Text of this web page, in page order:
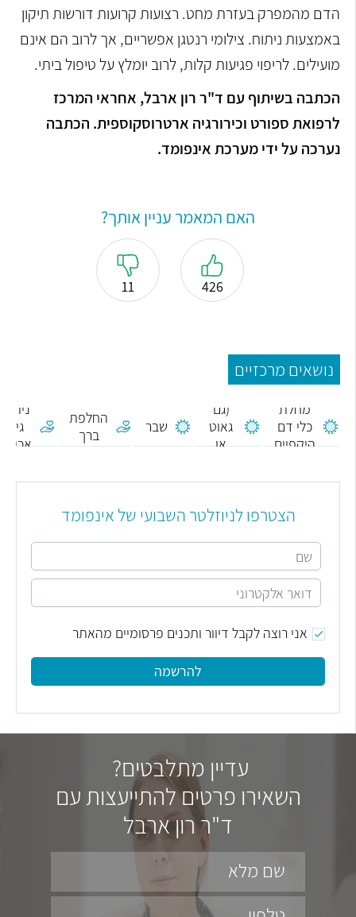
הדם מהמפרק בעזרת מחט. רצועות קרועות דורשות תיקון
באמצעות ניתוח. צילומי רנטגן אפשריים, אך לרוב הם אינם
מועילים. לריפוי פגיעות קלות, לרוב יומלץ על טיפול ביתי.
הכתבה בשיתוף עם ד"ר רון ארבל, אחראי המרכז
לרפואת ספורט וכירורגיה ארטרוסקוספית. הכתבה
נערכה על ידי מערכת אינפומד.
האם המאמר עניין אותך?
426
11
נושאים מרכזיים
מחלת
כלי דם
היקפיים
(גם
גאוט
או
שבר
החלפת
ברך
ניתוח
גיד
אכילס
הצטרפו לניוזלטר השבועי של אינפומד
אני רוצה לקבל דיוור ותכנים פרסומיים מהאתר
להרשמה
עדיין מתלבטים?
השאירו פרטים להתייעצות עם
ד"ר רון ארבל
שם מלא